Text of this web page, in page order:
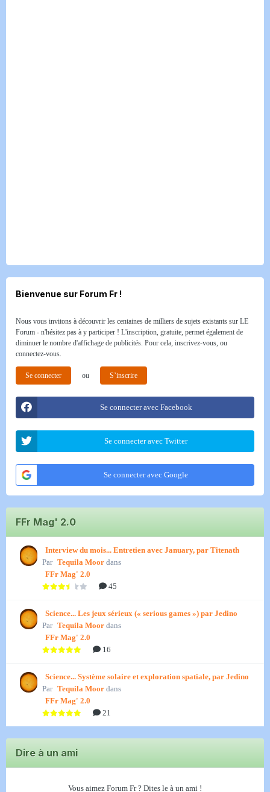
Bienvenue sur Forum Fr !
Nous vous invitons à découvrir les centaines de milliers de sujets existants sur LE
Forum - n'hésitez pas à y participer ! L'inscription, gratuite, permet également de
diminuer le nombre d'affichage de publicités. Pour cela, inscrivez-vous, ou
connectez-vous.
Se connecter ou S’inscrire
Se connecter avec Facebook
Se connecter avec Twitter
Se connecter avec Google
FFr Mag' 2.0
Interview du mois... Entretien avec January, par Titenath
Par Tequila Moor dans
FFr Mag' 2.0
45
Science... Les jeux sérieux (« serious games ») par Jedino
Par Tequila Moor dans
FFr Mag' 2.0
16
Science... Système solaire et exploration spatiale, par Jedino
Par Tequila Moor dans
FFr Mag' 2.0
21
Dire à un ami
Vous aimez Forum Fr ? Dites le à un ami !